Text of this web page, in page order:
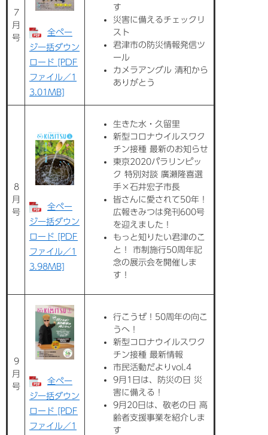
7
月
号
全ペー
ジ一括ダウン
ロード [PDF
ファイル／1
3.01MB]
す
災害に備えるチェックリ
スト
君津市の防災情報発信ツ
ール
カメラアングル 清和から
ありがとう
8
月
号
全ペー
ジ一括ダウン
ロード [PDF
ファイル／1
3.98MB]
生きた水・久留里
新型コロナウイルスワク
チン接種 最新のお知らせ
東京2020パラリンピッ
ク 特別対談 廣瀬隆喜選
手×石井宏子市長
皆さんに愛されて50年！
広報きみつは発刊600号
を迎えました！
もっと知りたい君津のこ
と！ 市制施行50周年記
念の展示会を開催しま
す！
9
月
号
全ペー
ジ一括ダウン
ロード [PDF
ファイル／1
行こうぜ！50周年の向こ
うへ！
新型コロナウイルスワク
チン接種 最新情報
市民活動だよりvol.4
9月1日は、防災の日 災
害に備える！
9月20日は、敬老の日 高
齢者支援事業を紹介しま
す